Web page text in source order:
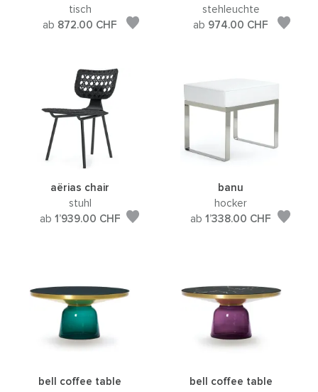
tisch
ab 872.00 CHF
stehleuchte
ab 974.00 CHF
aërias chair
stuhl
ab 1’939.00 CHF
banu
hocker
ab1’338.00 CHF
bell coffee table
bell coffee table